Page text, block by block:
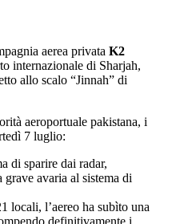
aerea privata K2
internazionale di Sharjah,
allo scalo “Jinnah” di
aeroportuale pakistana, i
7 luglio:
di sparire dai radar,
grave avaria al sistema di
locali, l’aereo ha subìto una
definitivamente i